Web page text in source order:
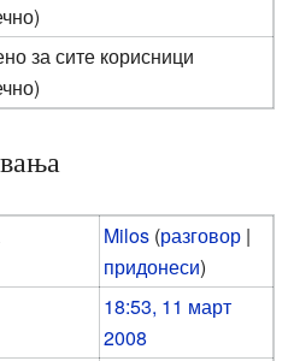
за сите корисници
Milos (разговор |
придонеси)
18:53, 11 март
2008